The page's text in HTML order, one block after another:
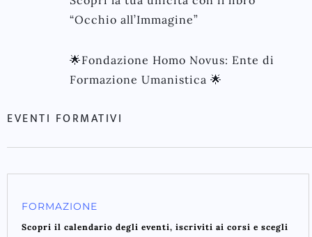
“Occhio all’Immagine”
🌟Fondazione Homo Novus: Ente di
Formazione Umanistica 🌟
EVENTI FORMATIVI
FORMAZIONE
Scopri il calendario degli eventi, iscriviti ai corsi e scegli